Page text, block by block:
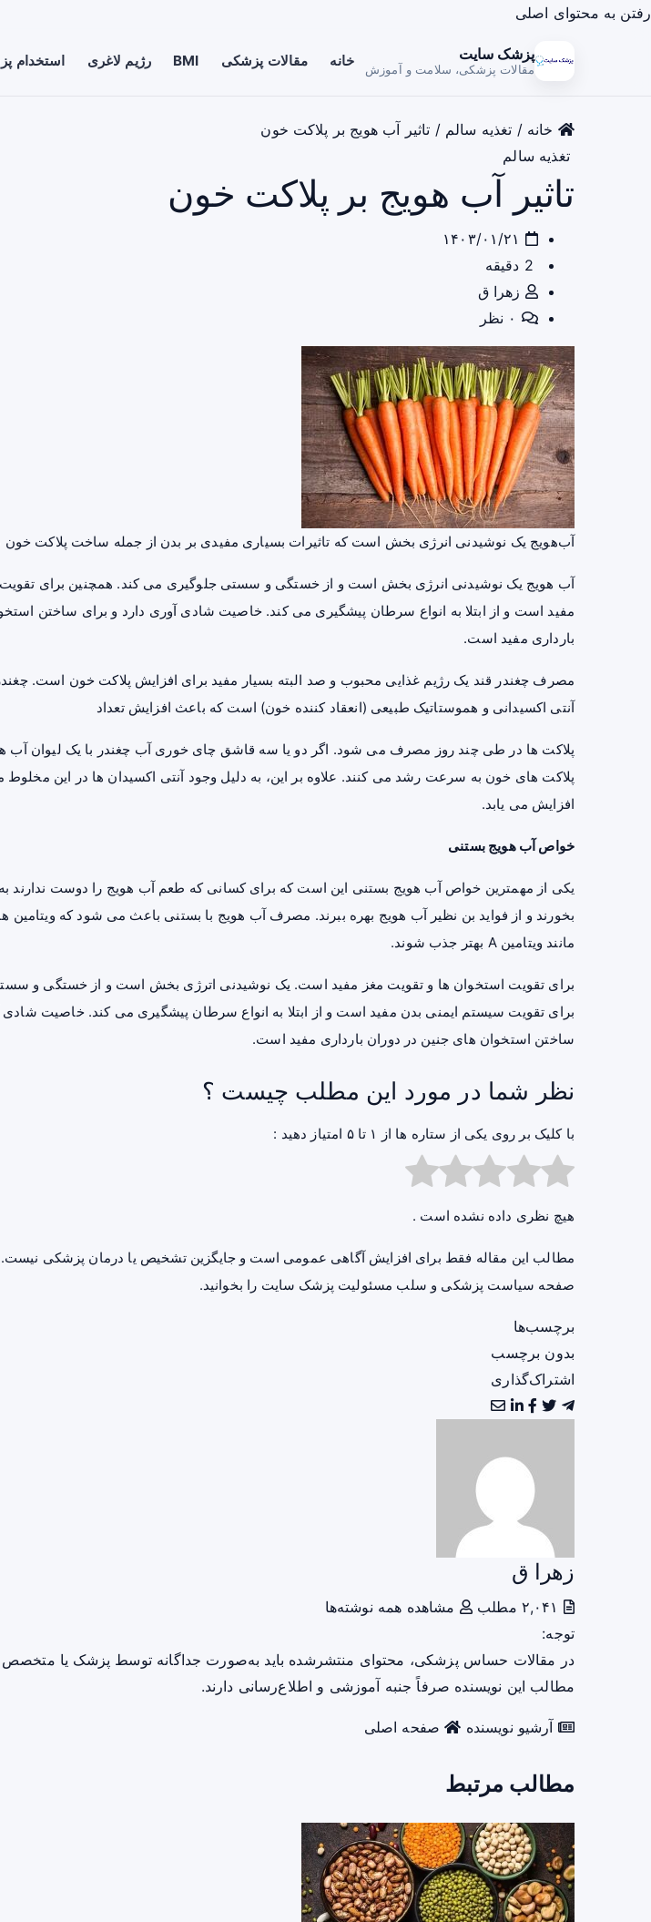
رفتن به محتوای اصلی
پزشک سایت
مقالات پزشکی، سلامت و آموزش خانه مقالات پزشکی BMI رژیم لاغری استخدام
خانه / تغذیه سالم / تاثیر آب هویج بر پلاکت خون
تغذیه سالم
تاثیر آب هویج بر پلاکت خون
زهرا ق
آب‌هویج یک نوشیدنی انرژی بخش است که تاثیرات بسیاری مفیدی بر بدن از جمله ساخت پلاکت خون
آب هویج یک نوشیدنی انرژی بخش است و از خستگی و سستی جلوگیری می کند. همچنین برای تقویت
مفید است و از ابتلا به انواع سرطان پیشگیری می کند. خاصیت شادی آوری دارد و برای ساختن
بارداری مفید است.
مصرف چغندر قند یک رژیم غذایی محبوب و صد البته بسیار مفید برای افزایش پلاکت خون است.
آنتی اکسیدانی و هموستاتیک طبیعی (انعقاد کننده خون) است که باعث افزایش تعداد
پلاکت ها در طی چند روز مصرف می شود. اگر دو یا سه قاشق چای خوری آب چغندر با یک لیوان آب
پلاکت های خون به سرعت رشد می کنند. علاوه بر این، به دلیل وجود آنتی اکسیدان ها در این مخلوط
افزایش می یابد.
خواص آب هویج بستنی
یکی از مهمترین خواص آب هویج بستنی این است که برای کسانی که طعم آب هویج را دوست ندارند به
بخورند و از فواید بن نظیر آب هویج بهره ببرند. مصرف آب هویج با بستنی باعث می شود که ویتامین
مانند ویتامین A بهتر جذب شوند.
برای تقویت استخوان ها و تقویت مغز مفید است. یک نوشیدنی اترژی بخش است و از خستگی و
برای تقویت سیستم ایمنی بدن مفید است و از ابتلا به انواع سرطان پیشگیری می کند. خاصیت شادی
ساختن استخوان های جنین در دوران بارداری مفید است.
نظر شما در مورد این مطلب چیست ؟
با کلیک بر روی یکی از ستاره ها از ۱ تا ۵ امتیاز دهید :
هیچ نظری داده نشده است .
مطالب این مقاله فقط برای افزایش آگاهی عمومی است و جایگزین تشخیص یا درمان پزشکی نیست.
صفحه سیاست پزشکی و سلب مسئولیت پزشک سایت را بخوانید.
برچسب‌ها
بدون برچسب
اشتراک‌گذاری
زهرا ق
مشاهده همه نوشته‌ها
توجه:
در مقالات حساس پزشکی، محتوای منتشرشده باید به‌صورت جداگانه توسط پزشک یا متخصص
مطالب این نویسنده صرفاً جنبه آموزشی و اطلاع‌رسانی دارند.
آرشیو نویسنده صفحه اصلی
مطالب مرتبط